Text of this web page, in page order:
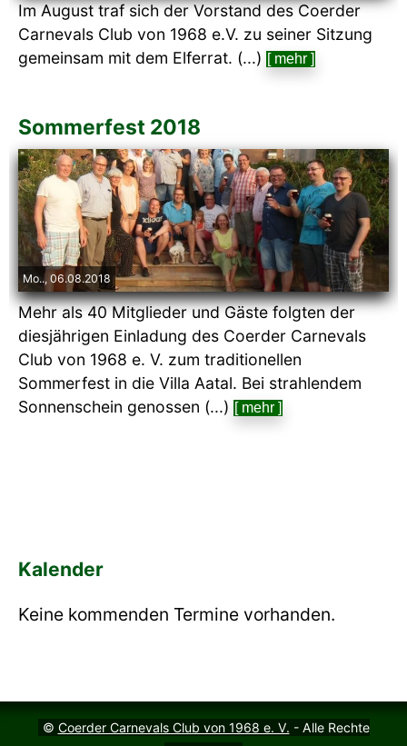
Im August traf sich der Vorstand des Coerder
Carnevals Club von 1968 e.V. zu seiner Sitzung
gemeinsam mit dem Elferrat. (...) [ mehr ]
Sommerfest 2018
Mo.., 06.08.2018
Mehr als 40 Mitglieder und Gäste folgten der
diesjährigen Einladung des Coerder Carnevals
Club von 1968 e. V. zum traditionellen
Sommerfest in die Villa Aatal. Bei strahlendem
Sonnenschein genossen (...) [ mehr ]
Kalender
Keine kommenden Termine vorhanden.
© Coerder Carnevals Club von 1968 e. V. - Alle Rechte